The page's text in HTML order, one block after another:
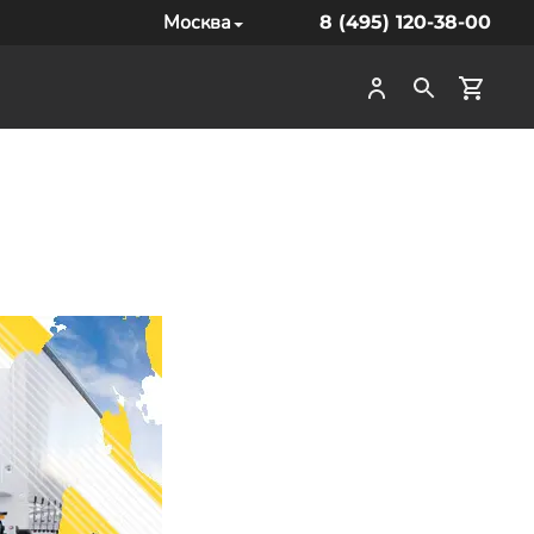
Москва 8 (495) 120-38-00